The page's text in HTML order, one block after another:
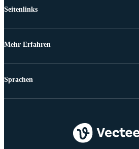
Seitenlinks
Mehr Erfahren
Sprachen